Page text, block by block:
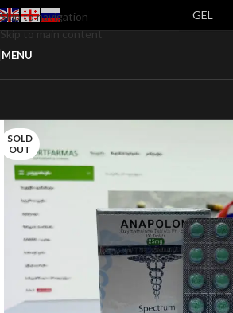
Skip to navigation
Skip to main content
MENU
SOLD
OUT